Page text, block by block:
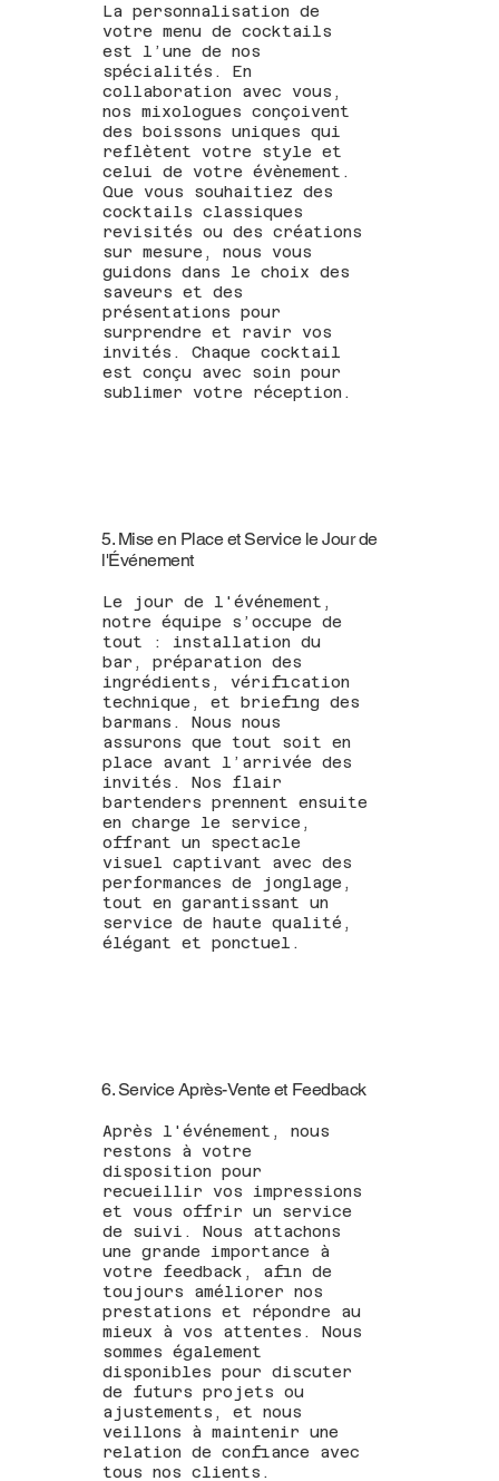
La personnalisation de
votre menu de cocktails
est l’une de nos
spécialités. En
collaboration avec vous,
nos mixologues conçoivent
des boissons uniques qui
reflètent votre style et
celui de votre évènement.
Que vous souhaitiez des
cocktails classiques
revisités ou des créations
sur mesure, nous vous
guidons dans le choix des
saveurs et des
présentations pour
surprendre et ravir vos
invités. Chaque cocktail
est conçu avec soin pour
sublimer votre réception.
5. Mise en Place et Service le Jour de
l'Événement
Le jour de l'événement,
notre équipe s’occupe de
tout : installation du
bar, préparation des
ingrédients, vérification
technique, et briefing des
barmans. Nous nous
assurons que tout soit en
place avant l’arrivée des
invités. Nos flair
bartenders prennent ensuite
en charge le service,
offrant un spectacle
visuel captivant avec des
performances de jonglage,
tout en garantissant un
service de haute qualité,
élégant et ponctuel.
6. Service Après-Vente et Feedback
Après l'événement, nous
restons à votre
disposition pour
recueillir vos impressions
et vous offrir un service
de suivi. Nous attachons
une grande importance à
votre feedback, afin de
toujours améliorer nos
prestations et répondre au
mieux à vos attentes. Nous
sommes également
disponibles pour discuter
de futurs projets ou
ajustements, et nous
veillons à maintenir une
relation de confiance avec
tous nos clients.